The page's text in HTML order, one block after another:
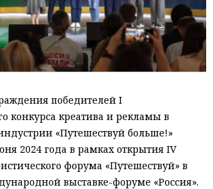
победителей I
конкурса креатива и рекламы в
«Путешествуй больше!»
2024 года в рамках открытия IV
форума «Путешествуй» в
выставке-форуме «Россия».